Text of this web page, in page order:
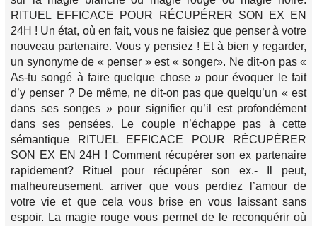
RITUEL EFFICACE POUR RÉCUPÉRER SON EX EN
24H ! Un état, où en fait, vous ne faisiez que penser à votre
nouveau partenaire. Vous y pensiez ! Et à bien y regarder,
un synonyme de « penser » est « songer». Ne dit-on pas «
As-tu songé à faire quelque chose » pour évoquer le fait
d’y penser ? De même, ne dit-on pas que quelqu’un « est
dans ses songes » pour signifier qu’il est profondément
dans ses pensées. Le couple n’échappe pas à cette
sémantique RITUEL EFFICACE POUR RÉCUPÉRER
SON EX EN 24H ! Comment récupérer son ex partenaire
rapidement? Rituel pour récupérer son ex.- Il peut,
malheureusement, arriver que vous perdiez l’amour de
votre vie et que cela vous brise en vous laissant sans
espoir. La magie rouge vous permet de le reconquérir où